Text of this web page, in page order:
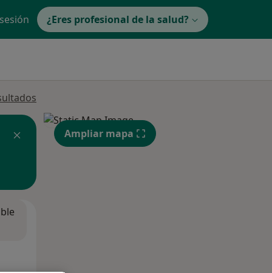
¿Eres profesional de la salud?
Ampliar mapa